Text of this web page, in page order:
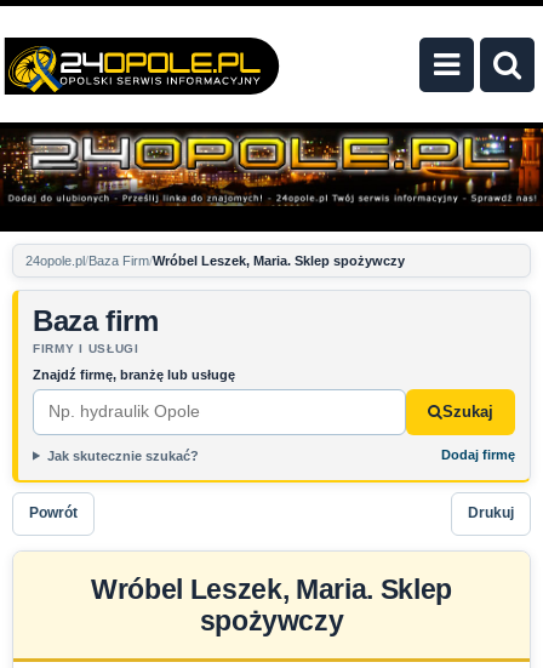
24opole.pl Baza Firm Wróbel Leszek, Maria. Sklep spożywczy
Baza firm
FIRMY I USŁUGI
Znajdź firmę, branżę lub usługę
Szukaj
Jak skutecznie szukać? Dodaj firmę
Powrót Drukuj
Wróbel Leszek, Maria. Sklep
spożywczy